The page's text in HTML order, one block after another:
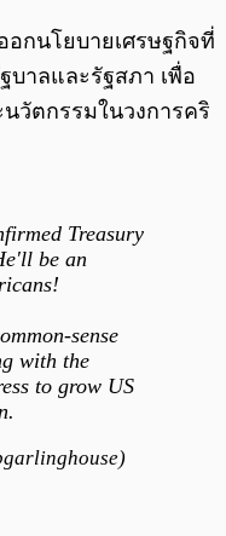
อกนโยบายเศรษฐกิจที่
บาลและรัฐสภา เพื่อ
วัตกรรมในวงการคริ
Treasury
be an
sense
with the
to grow US